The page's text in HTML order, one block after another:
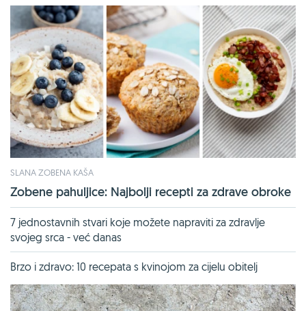
SLANA ZOBENA KAŠA
Zobene pahuljice: Najbolji recepti za zdrave obroke
7 jednostavnih stvari koje možete napraviti za zdravlje
svojeg srca - već danas
Brzo i zdravo: 10 recepata s kvinojom za cijelu obitelj